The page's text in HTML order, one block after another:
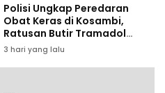
Polisi Ungkap Peredaran
Obat Keras di Kosambi,
Ratusan Butir Tramadol
dan Hexymer Disita
3 hari yang lalu